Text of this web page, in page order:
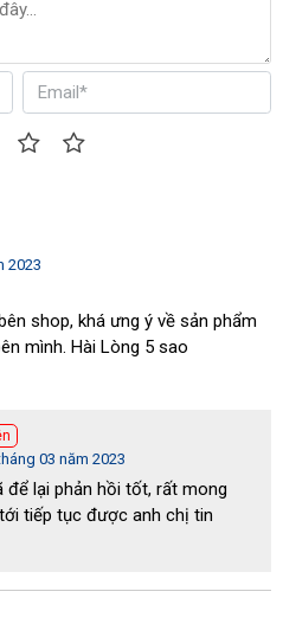
khí Orion ARX5HJ
2023
shop, khá ưng ý về sản phẩm
mình. Hài Lòng 5 sao
03 năm 2023
lại phản hồi tốt, rất mong
tiếp tục được anh chị tin